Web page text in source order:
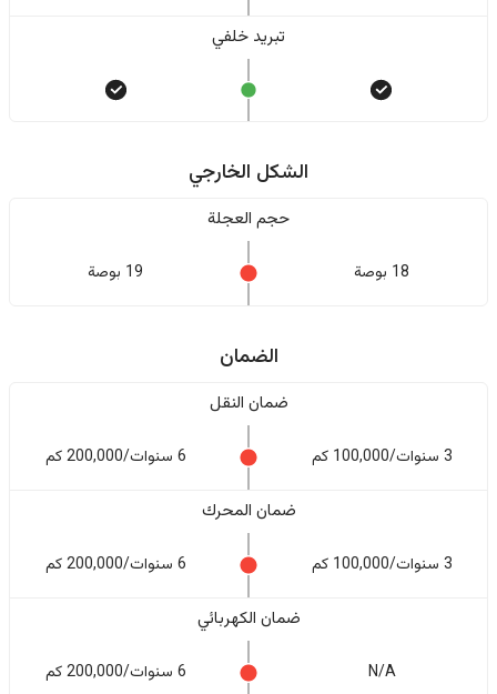
تبريد خلفي
الشكل الخارجي
حجم العجلة
18 بوصة 19 بوصة
الضمان
ضمان النقل
3 سنوات/100,000 كم 6 سنوات/200,000 كم
ضمان المحرك
3 سنوات/100,000 كم 6 سنوات/200,000 كم
ضمان الكهربائي
N/A 6 سنوات/200,000 كم